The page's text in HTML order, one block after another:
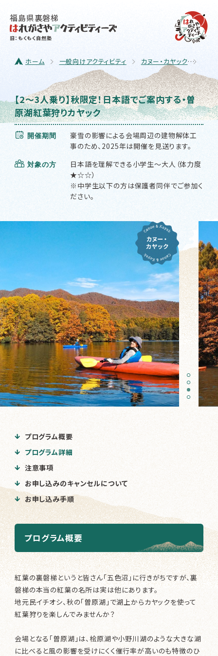
福島県裏磐梯
旧：もくもく自然塾
ホーム 一般向けアクティビティ カヌー・カヤック
【2〜3人乗り】秋限定！日本語でご案内する・曽
原湖紅葉狩りカヤック
開催期間
豪雪の影響による会場周辺の建物解体工
事のため、2025年は開催を見送ります。
対象の方
日本語を理解できる小学生～大人（体力度
★☆☆）
※中学生以下の方は保護者同伴でご参加く
ださい。
プログラム概要
プログラム詳細
注意事項
お申し込みのキャンセルについて
お申し込み手順
プログラム概要
紅葉の裏磐梯というと皆さん「五色沼」に行きがちですが、裏
磐梯の本当の紅葉の名所は実は他にあります。
地元民イチオシ、秋の「曽原湖」で湖上からカヤックを使って
紅葉狩りを楽しんでみませんか？
会場となる「曽原湖」は、桧原湖や小野川湖のような大きな湖
に比べると風の影響を受けにくく催行率が高いのも特徴のひ